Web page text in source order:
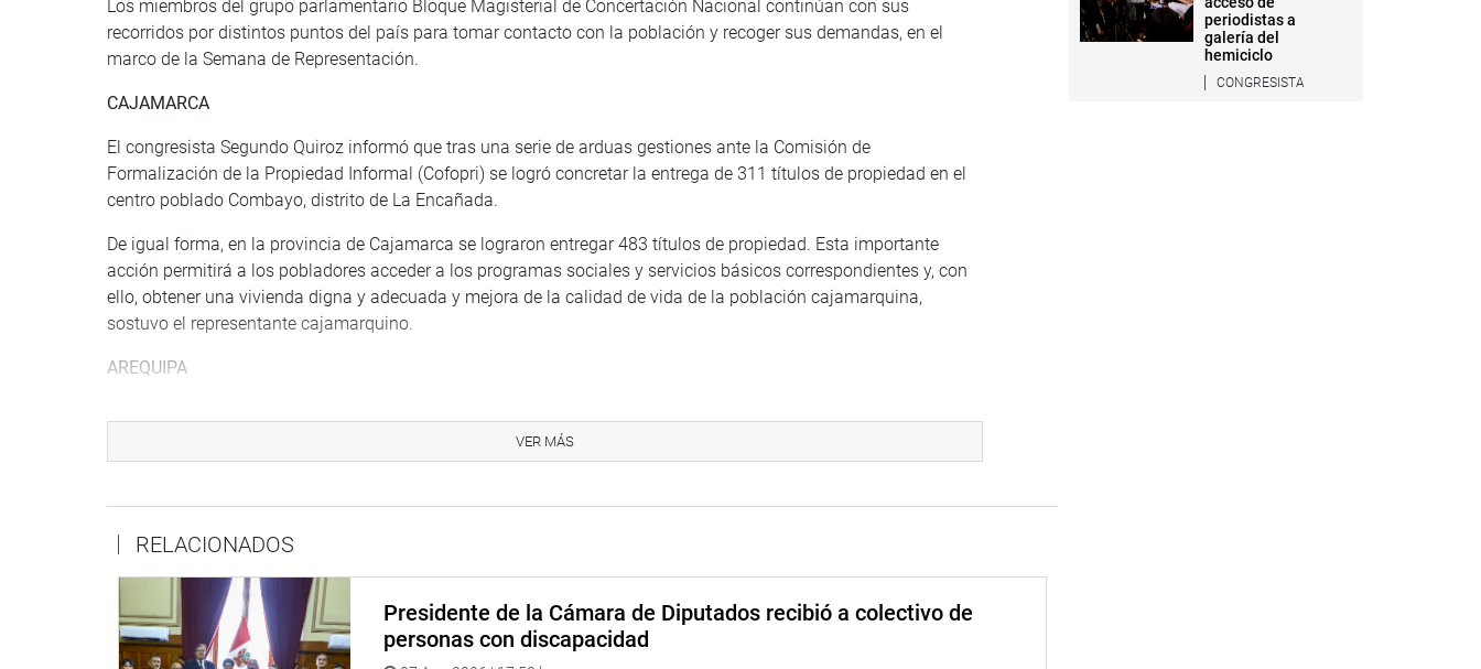
Los miembros del grupo parlamentario Bloque Magisterial de Concertación Nacional continúan con sus
recorridos por distintos puntos del país para tomar contacto con la población y recoger sus demandas, en el
marco de la Semana de Representación.
CAJAMARCA
El congresista Segundo Quiroz informó que tras una serie de arduas gestiones ante la Comisión de
Formalización de la Propiedad Informal (Cofopri) se logró concretar la entrega de 311 títulos de propiedad en el
centro poblado Combayo, distrito de La Encañada.
De igual forma, en la provincia de Cajamarca se lograron entregar 483 títulos de propiedad. Esta importante
acción permitirá a los pobladores acceder a los programas sociales y servicios básicos correspondientes y, con
ello, obtener una vivienda digna y adecuada y mejora de la calidad de vida de la población cajamarquina,
sostuvo el representante cajamarquino.
AREQUIPA
Nacional, junto al equipo técnico del gobierno regional arequipeño, en la cual se informó del megaproyecto,
amparado en la Ley 31625 que declara de necesidad pública e interés nacional la construcción del megapuerto
VER MÁS
RELACIONADOS
Presidente de la Cámara de Diputados recibió a colectivo de
personas con discapacidad
periodistas a
galería del
hemiciclo
CONGRESISTA